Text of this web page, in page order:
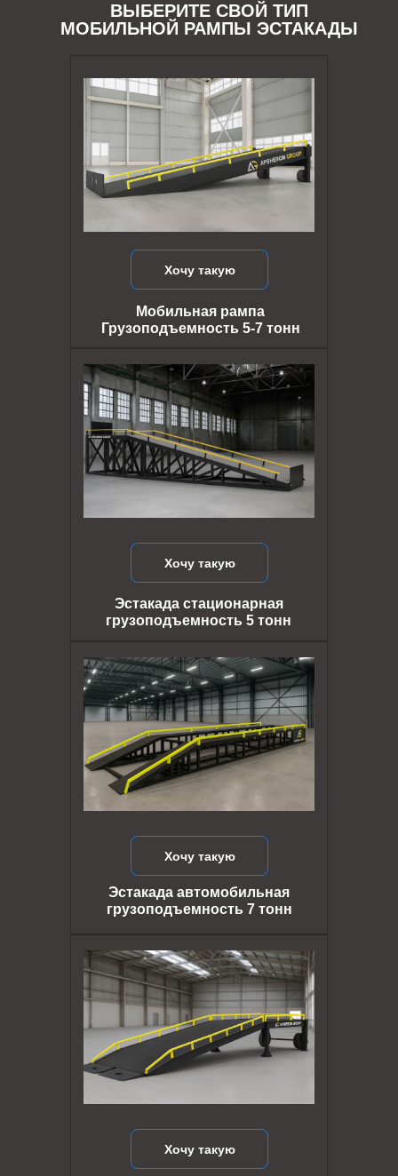
ВЫБЕРИТЕ СВОЙ ТИП
МОБИЛЬНОЙ РАМПЫ ЭСТАКАДЫ
Хочу такую
Хочу такую
Эстакада автомобильная
грузоподъемность 7 тонн
Хочу такую
Эстакада стационарная
грузоподъемность 5 тонн
Хочу такую
Мобильная рампа
Грузоподъемность 5-7 тонн